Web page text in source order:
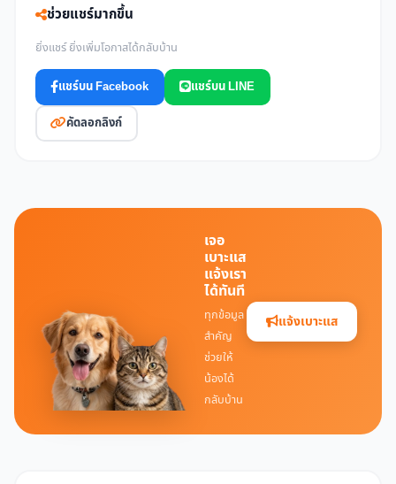
ช่วยแชร์มากขึ้น
ยิ่งแชร์ ยิ่งเพิ่มโอกาสได้กลับบ้าน
แชร์บน Facebook แชร์บน LINE
คัดลอกลิงก์
เจอ
เบาะแส
แจ้งเรา
ได้ทันที
ทุกข้อมูล
สำคัญ
ช่วยให้
น้องได้
กลับบ้าน
แจ้งเบาะแส